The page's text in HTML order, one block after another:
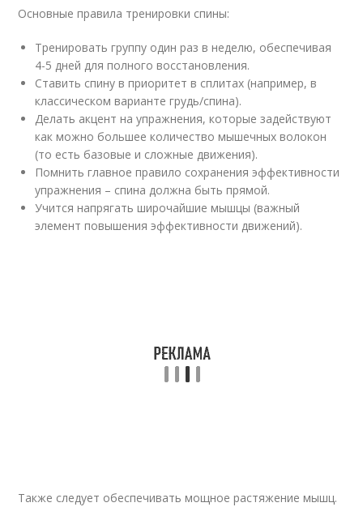
Основные правила тренировки спины:
Тренировать группу один раз в неделю, обеспечивая
4-5 дней для полного восстановления.
Ставить спину в приоритет в сплитах (например, в
классическом варианте грудь/спина).
Делать акцент на упражнения, которые задействуют
как можно большее количество мышечных волокон
(то есть базовые и сложные движения).
Помнить главное правило сохранения эффективности
упражнения – спина должна быть прямой.
Учится напрягать широчайшие мышцы (важный
элемент повышения эффективности движений).
Также следует обеспечивать мощное растяжение мышц.